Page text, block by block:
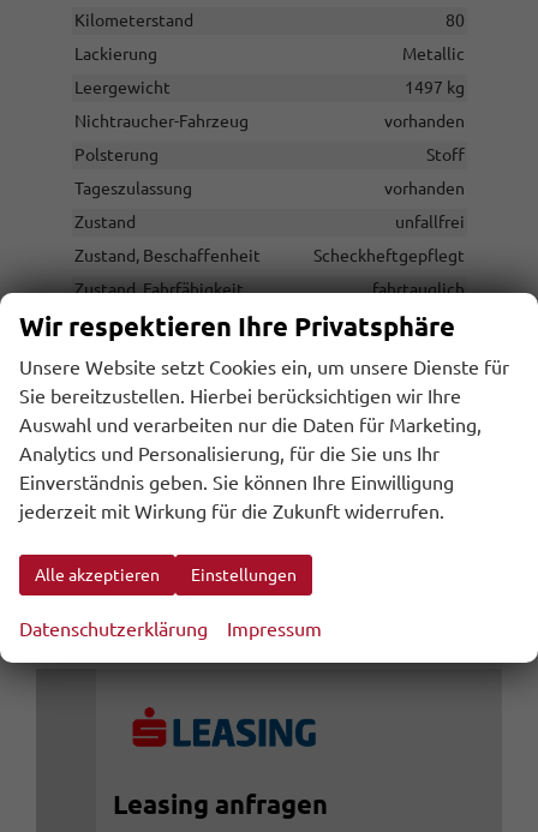
Kilometerstand
80
Lackierung
Metallic
Leergewicht
1497 kg
Nichtraucher-Fahrzeug
vorhanden
Polsterung
Stoff
Tageszulassung
vorhanden
Zustand
unfallfrei
Zustand, Beschaffenheit
Scheckheftgepflegt
Zustand, Fahrfähigkeit
fahrtauglich
Gesamtpreis
36.550,– €
inkl. 20% MwSt., zzgl. den Kosten für Überführung und Zulassungspapieren
Leasing anfragen
Leasing anfragen
Wir respektieren Ihre Privatsphäre
Unsere Website setzt Cookies ein, um unsere Dienste für
Sie bereitzustellen. Hierbei berücksichtigen wir Ihre
Auswahl und verarbeiten nur die Daten für Marketing,
Analytics und Personalisierung, für die Sie uns Ihr
Einverständnis geben. Sie können Ihre Einwilligung
jederzeit mit Wirkung für die Zukunft widerrufen.
Alle akzeptieren Einstellungen
Datenschutzerklärung Impressum